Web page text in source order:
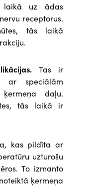
laikā uz ādas
receptorus.
tās laikā
Tas ir
ar speciālām
daļu.
tās laikā ir
kas pildīta ar
uzturošu
To izmanto
ķermeņa